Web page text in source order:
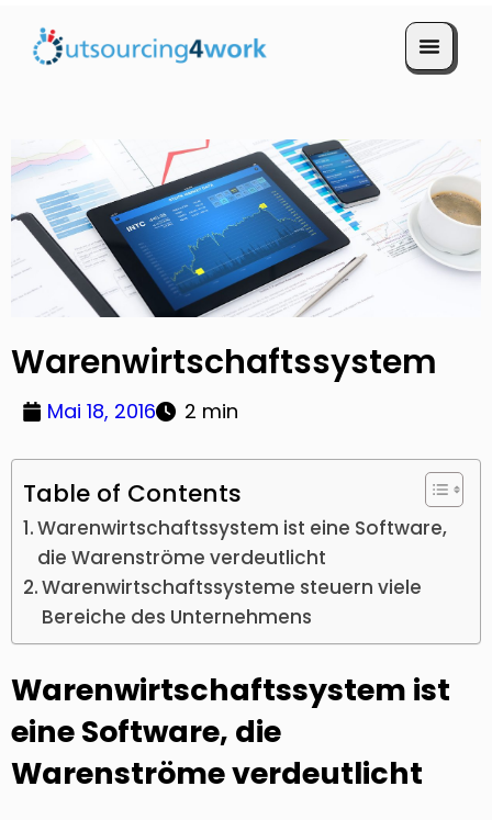
Warenwirtschaftssystem
Mai 18, 2016 2 min
Table of Contents
Warenwirtschaftssystem ist eine Software,
die Warenströme verdeutlicht
Warenwirtschaftssysteme steuern viele
Bereiche des Unternehmens
Warenwirtschaftssystem ist
eine Software, die
Warenströme verdeutlicht